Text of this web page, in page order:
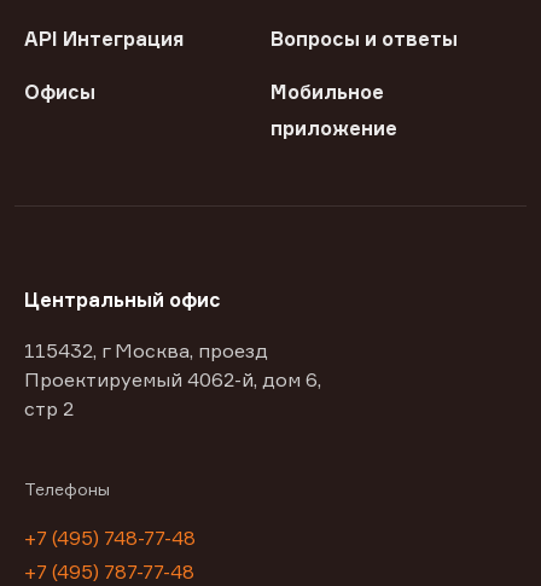
API Интеграция Вопросы и ответы
Офисы
Мобильное
приложение
Центральный офис
115432, г Москва, проезд
Проектируемый 4062-й, дом 6,
стр 2
Телефоны
+7 (495) 748-77-48
+7 (495) 787-77-48